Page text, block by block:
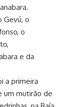
Gevú, o
o
e da
a primeira
um mutirão de